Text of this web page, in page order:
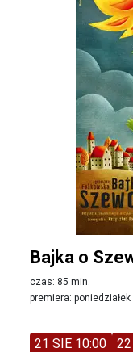
Bajka o
czas: 85 min.
premiera:
21 SIE 10:00